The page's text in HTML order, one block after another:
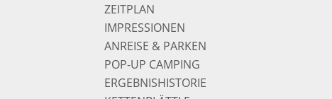
ZEITPLAN
IMPRESSIONEN
ANREISE & PARKEN
POP-UP CAMPING
ERGEBNISHISTORIE